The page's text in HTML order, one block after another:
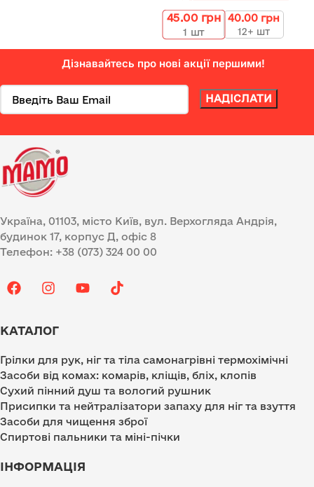
45.00 грн
1 шт
40.00 грн
12+ шт
Дізнавайтесь про нові акції першими!
Україна, 01103, місто Київ, вул. Верхогляда Андрія,
будинок 17, корпус Д, офіс 8
Телефон: +38 (073) 324 00 00
КАТАЛОГ
Грілки для рук, ніг та тіла самонагрівні термохімічні
Засоби від комах: комарів, кліщів, бліх, клопів
Сухий пінний душ та вологий рушник
Присипки та нейтралізатори запаху для ніг та взуття
Засоби для чищення зброї
Спиртові пальники та міні-пічки
ІНФОРМАЦІЯ